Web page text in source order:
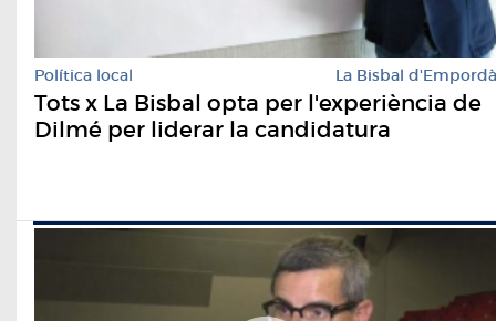
Política local La Bisbal d'Empordà
Tots x La Bisbal opta per l'experiència de
Dilmé per liderar la candidatura